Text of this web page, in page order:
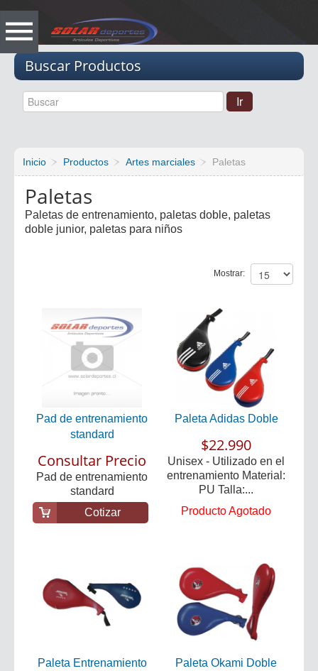
Buscar Productos
Inicio Productos Artes marciales Paletas
Paletas
Paletas de entrenamiento, paletas doble, paletas
doble junior, paletas para niños
Mostrar:
Pad de entrenamiento
standard
Consultar Precio
Pad de entrenamiento
standard
Cotizar
Paleta Adidas Doble
$22.990
Unisex - Utilizado en el
entrenamiento Material:
PU Talla:...
Producto Agotado
Paleta Entrenamiento
Paleta Okami Doble